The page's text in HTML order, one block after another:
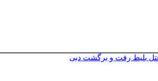
بلیط رفت و برگشت دبی